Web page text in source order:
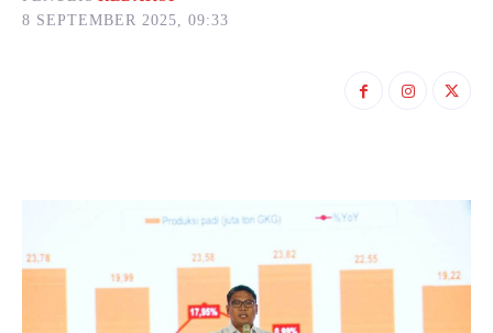
8 SEPTEMBER 2025, 09:33